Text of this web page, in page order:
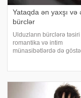
Yataqda ən yaxşı və
bürclər
Ulduzların bürclərə
romantika və intim
münasibətlərdə də
isə o qədər də şanslı
Xərçəng - intensivli